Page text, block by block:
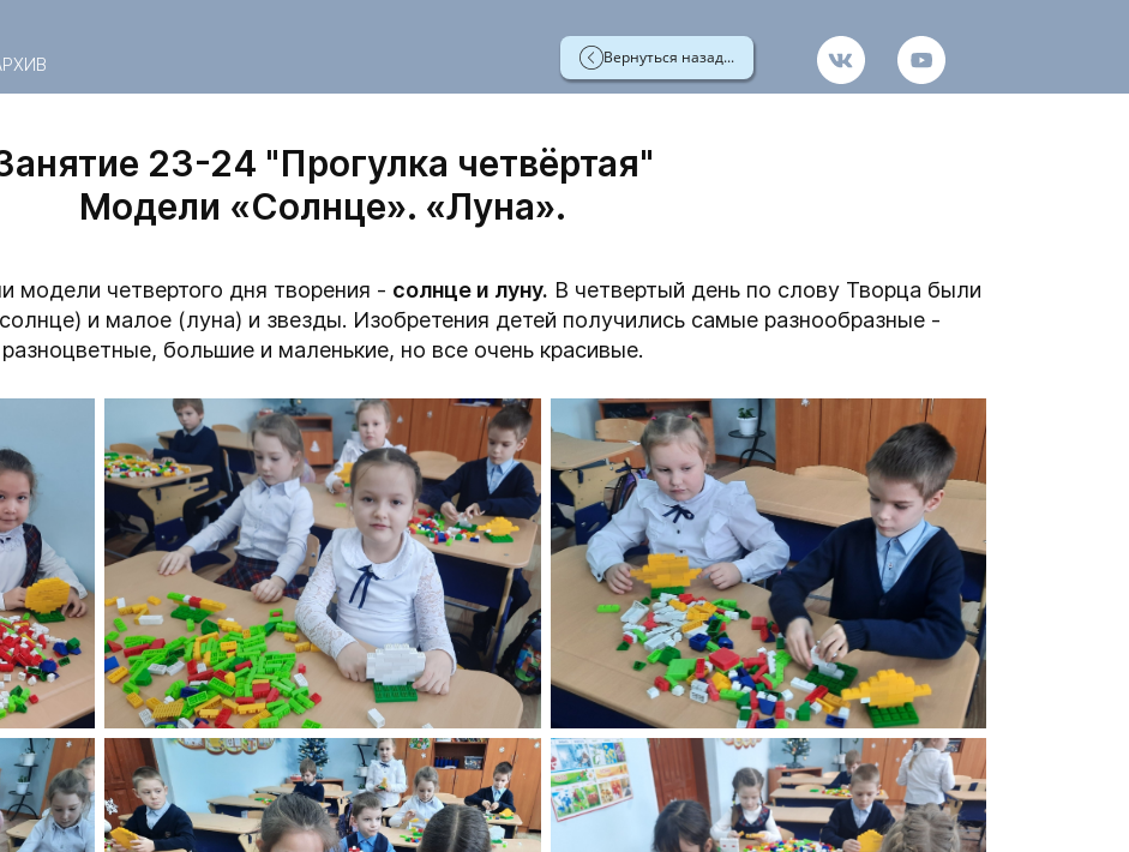
Вернуться назад...
23-24 "Прогулка четвёртая"
Модели «Солнце». «Луна».
модели четвертого дня творения - солнце и луну. В четвертый день по слову Творца были
и малое (луна) и звезды. Изобретения детей получились самые разнообразные -
разноцветные, большие и маленькие, но все очень красивые.